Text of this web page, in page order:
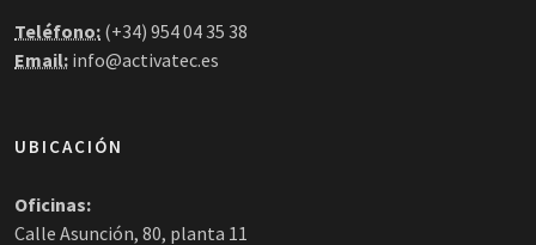
Teléfono: (+34) 954 04 35 38
Email: info@activatec.es
UBICACIÓN
Oficinas:
Calle Asunción, 80, planta 11